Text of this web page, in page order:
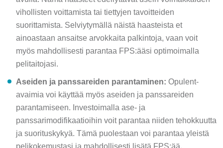
vihollisten voittamista tai tiettyjen tavoitteiden
suorittamista. Selviytymällä näistä haasteista et
ainoastaan ansaitse arvokkaita palkintoja, vaan voit
myös mahdollisesti parantaa FPS:ääsi optimoimalla
pelitaitojasi.
Aseiden ja panssareiden parantaminen: Opulent-
avaimia voi käyttää myös aseiden ja panssareiden
parantamiseen. Investoimalla ase- ja
panssarimodifikaatioihin voit parantaa niiden tehokkuutta
ja suorituskykyä. Tämä puolestaan voi parantaa yleistä
pelikokemustasi ja mahdollisesti lisätä FPS:ää.